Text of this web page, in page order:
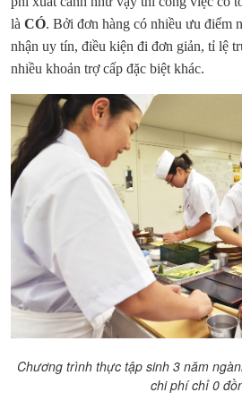
là CÓ. Bởi đơn hàng có nhiều ưu điểm
nhận uy tín, điều kiện đi đơn giản, tỉ lệ
nhiều khoản trợ cấp đặc biệt khác.
Chương trình thực tập sinh 3 năm
chi phí chỉ 0